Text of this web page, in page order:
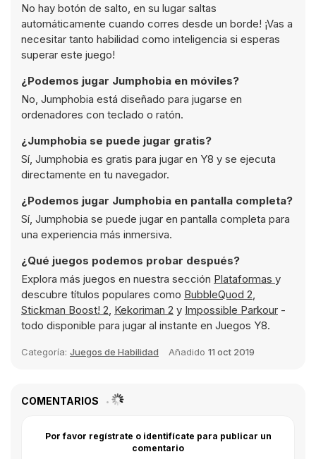
No hay botón de salto, en su lugar saltas
automáticamente cuando corres desde un borde! ¡Vas a
necesitar tanto habilidad como inteligencia si esperas
superar este juego!
¿Podemos jugar Jumphobia en móviles?
No, Jumphobia está diseñado para jugarse en
ordenadores con teclado o ratón.
¿Jumphobia se puede jugar gratis?
Sí, Jumphobia es gratis para jugar en Y8 y se ejecuta
directamente en tu navegador.
¿Podemos jugar Jumphobia en pantalla completa?
Sí, Jumphobia se puede jugar en pantalla completa para
una experiencia más inmersiva.
¿Qué juegos podemos probar después?
Explora más juegos en nuestra sección Plataformas y
descubre títulos populares como BubbleQuod 2,
Stickman Boost! 2, Kekoriman 2 y Impossible Parkour -
todo disponible para jugar al instante en Juegos Y8.
Categoría: Juegos de Habilidad Añadido 11 oct 2019
COMENTARIOS
Por favor regístrate o identifícate para publicar un
comentario